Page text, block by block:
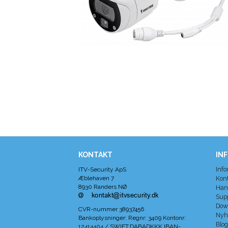
KONTAKT
ITV-Security ApS
Æblehaven 7
8930 Randers NØ
CVR-nummer38937456
Bankoplysninger: Regnr: 3409 Kontonr:
12414404 / SWIFT:DABADKKK IBAN-
Blog